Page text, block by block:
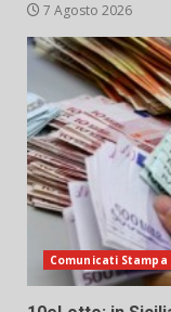
7 Agosto 2026
Comunicati Stampa